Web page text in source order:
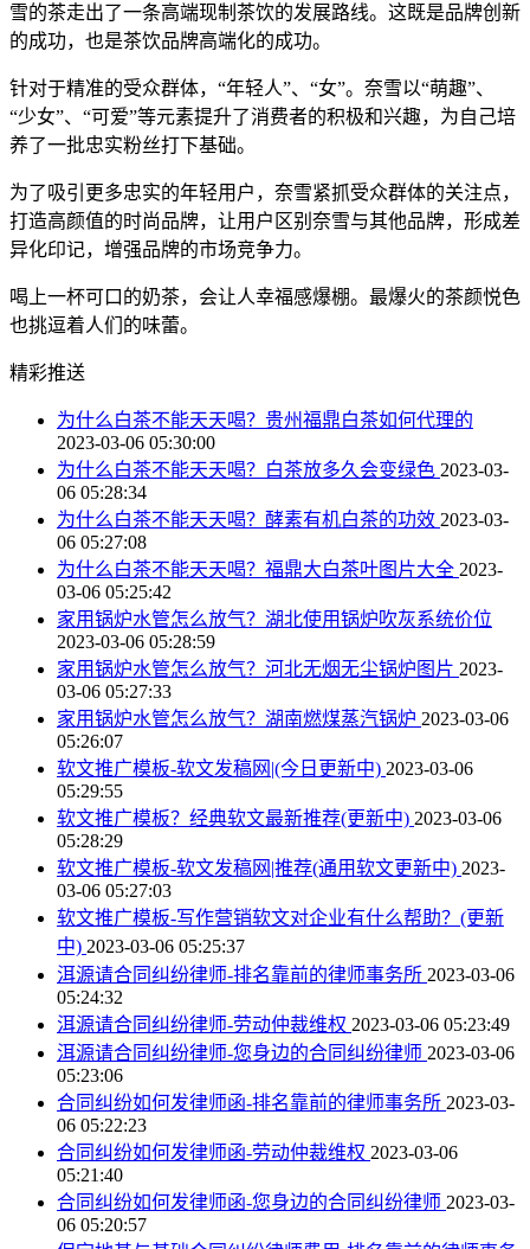
雪的茶走出了一条高端现制茶饮的发展路线。这既是品牌创新
的成功，也是茶饮品牌高端化的成功。
针对于精准的受众群体，“年轻人”、“女”。奈雪以“萌趣”、
“少女”、“可爱”等元素提升了消费者的积极和兴趣，为自己培
养了一批忠实粉丝打下基础。
为了吸引更多忠实的年轻用户，奈雪紧抓受众群体的关注点，
打造高颜值的时尚品牌，让用户区别奈雪与其他品牌，形成差
异化印记，增强品牌的市场竞争力。
喝上一杯可口的奶茶，会让人幸福感爆棚。最爆火的茶颜悦色
也挑逗着人们的味蕾。
精彩推送
为什么白茶不能天天喝？贵州福鼎白茶如何代理的
2023-03-06 05:30:00
为什么白茶不能天天喝？白茶放多久会变绿色 2023-03-
06 05:28:34
为什么白茶不能天天喝？酵素有机白茶的功效 2023-03-
06 05:27:08
为什么白茶不能天天喝？福鼎大白茶叶图片大全 2023-
03-06 05:25:42
家用锅炉水管怎么放气？湖北使用锅炉吹灰系统价位
2023-03-06 05:28:59
家用锅炉水管怎么放气？河北无烟无尘锅炉图片 2023-
03-06 05:27:33
家用锅炉水管怎么放气？湖南燃煤蒸汽锅炉 2023-03-06
05:26:07
软文推广模板-软文发稿网|(今日更新中) 2023-03-06
05:29:55
软文推广模板？经典软文最新推荐(更新中) 2023-03-06
05:28:29
软文推广模板-软文发稿网|推荐(通用软文更新中) 2023-
03-06 05:27:03
软文推广模板-写作营销软文对企业有什么帮助？(更新
中) 2023-03-06 05:25:37
洱源请合同纠纷律师-排名靠前的律师事务所 2023-03-06
05:24:32
洱源请合同纠纷律师-劳动仲裁维权 2023-03-06 05:23:49
洱源请合同纠纷律师-您身边的合同纠纷律师 2023-03-06
05:23:06
合同纠纷如何发律师函-排名靠前的律师事务所 2023-03-
06 05:22:23
合同纠纷如何发律师函-劳动仲裁维权 2023-03-06
05:21:40
合同纠纷如何发律师函-您身边的合同纠纷律师 2023-03-
06 05:20:57